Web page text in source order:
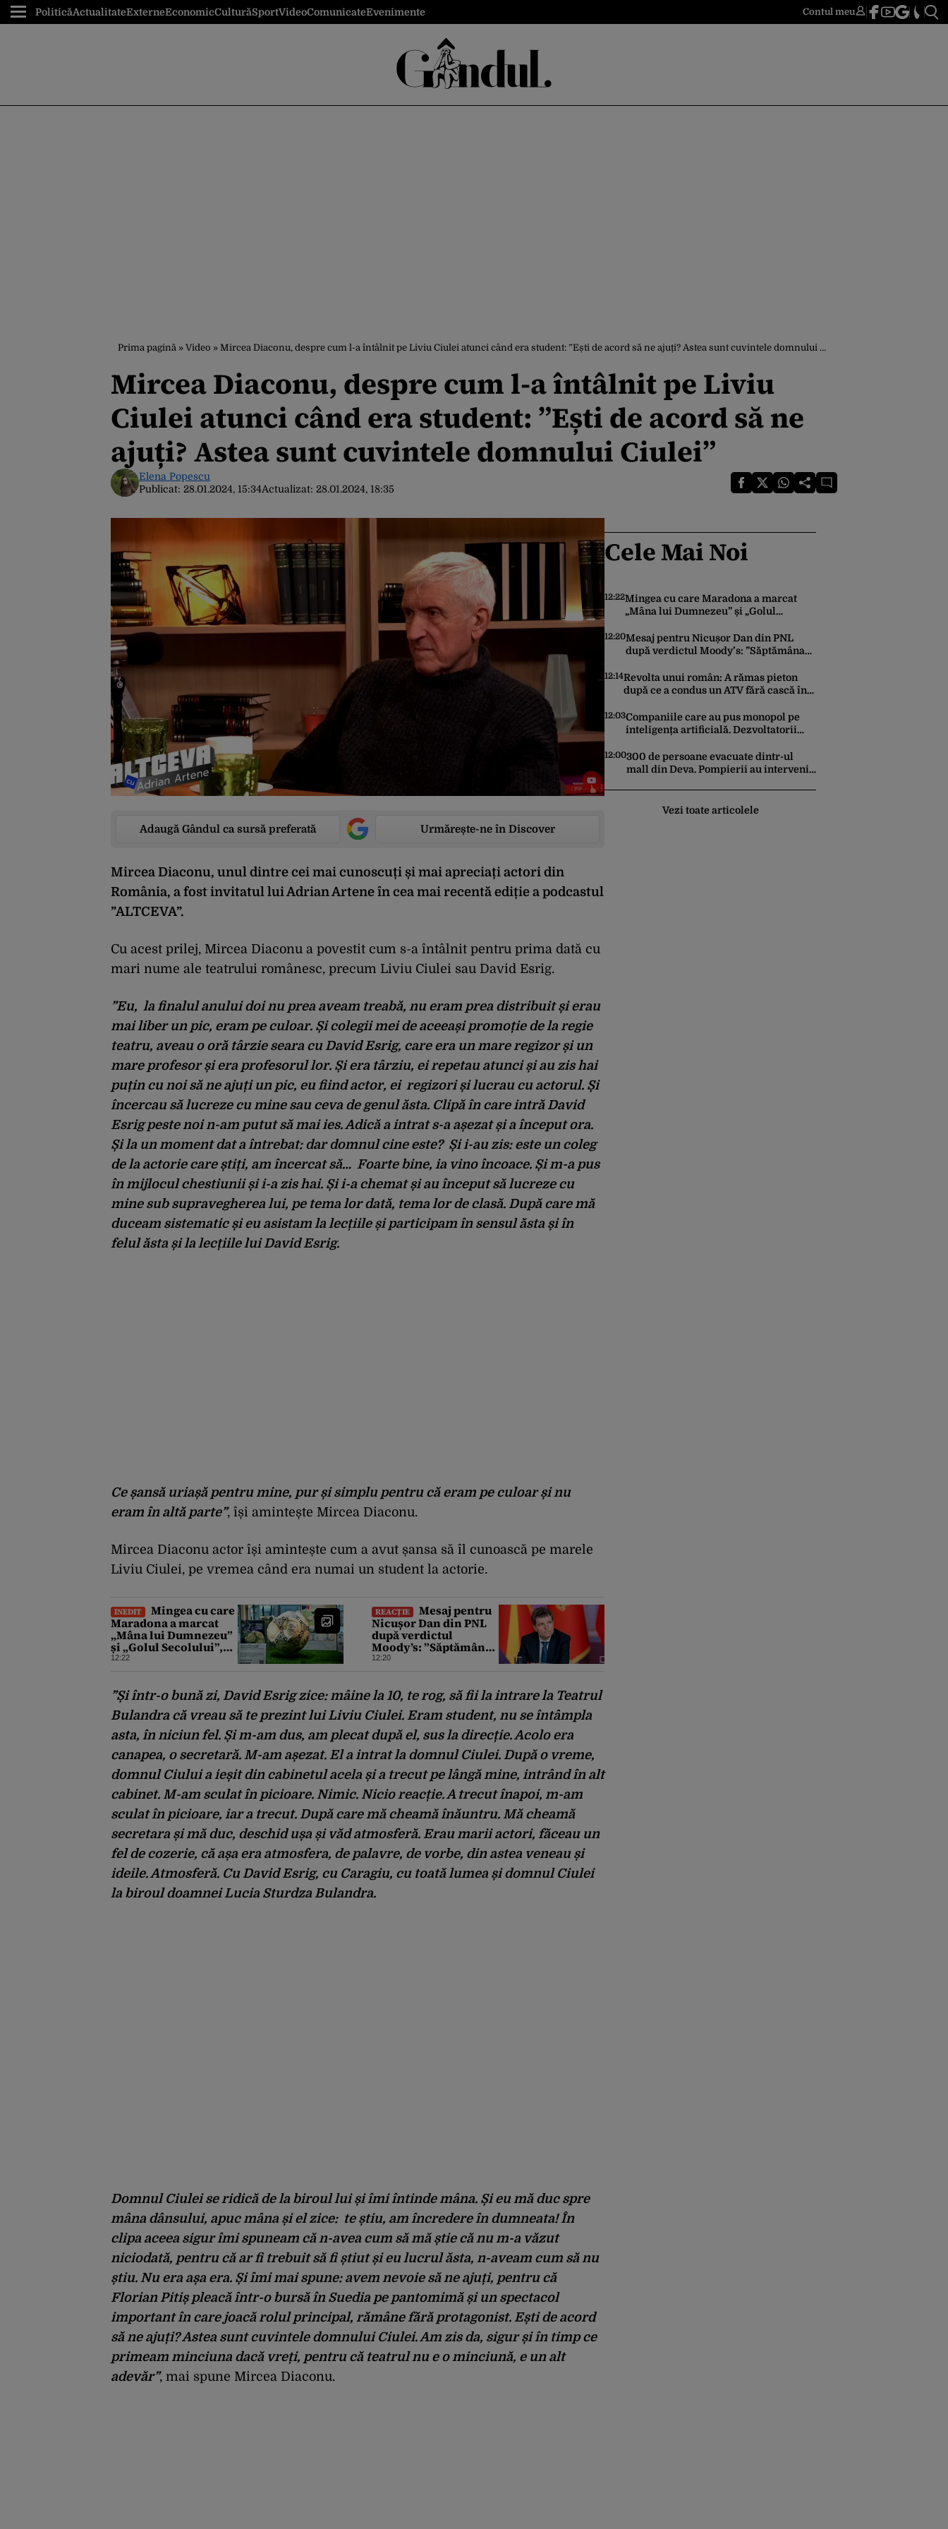
PoliticăActualitateExterneEconomicCulturăSportVideoComunicateEvenimente Contul meu
Prima pagină » Video » Mircea Diaconu, despre cum l-a întâlnit pe Liviu Ciulei atunci când era student: ”Ești de acord să ne ajuți? Astea sunt cuvintele domnului Ciulei”
Mircea Diaconu, despre cum l-a întâlnit pe Liviu
Ciulei atunci când era student: ”Ești de acord să ne
ajuți? Astea sunt cuvintele domnului Ciulei”
Elena Popescu
Publicat: 28.01.2024, 15:34Actualizat: 28.01.2024, 18:35
Adaugă Gândul ca sursă preferată Urmărește-ne în Discover
Mircea Diaconu, unul dintre cei mai cunoscuți și mai apreciați actori din
România, a fost invitatul lui Adrian Artene în cea mai recentă ediție a podcastul
”ALTCEVA”.
Cu acest prilej, Mircea Diaconu a povestit cum s-a întâlnit pentru prima dată cu
mari nume ale teatrului românesc, precum Liviu Ciulei sau David Esrig.
”Eu, la finalul anului doi nu prea aveam treabă, nu eram prea distribuit și erau
mai liber un pic, eram pe culoar. Și colegii mei de aceeași promoție de la regie
teatru, aveau o oră târzie seara cu David Esrig, care era un mare regizor și un
mare profesor și era profesorul lor. Și era târziu, ei repetau atunci și au zis hai
puțin cu noi să ne ajuți un pic, eu fiind actor, ei regizori și lucrau cu actorul. Și
încercau să lucreze cu mine sau ceva de genul ăsta. Clipă în care intră David
Esrig peste noi n-am putut să mai ies. Adică a intrat s-a așezat și a început ora.
Și la un moment dat a întrebat: dar domnul cine este? Și i-au zis: este un coleg
de la actorie care știți, am încercat să… Foarte bine, ia vino încoace. Și m-a pus
în mijlocul chestiunii și i-a zis hai. Și i-a chemat și au început să lucreze cu
mine sub supravegherea lui, pe tema lor dată, tema lor de clasă. După care mă
duceam sistematic și eu asistam la lecțiile și participam în sensul ăsta și în
felul ăsta și la lecțiile lui David Esrig.
Ce șansă uriașă pentru mine, pur și simplu pentru că eram pe culoar și nu
eram în altă parte”, își amintește Mircea Diaconu.
Mircea Diaconu actor își amintește cum a avut șansa să îl cunoască pe marele
Liviu Ciulei, pe vremea când era numai un student la actorie.
INEDIT
Mingea cu care
Maradona a marcat
„Mâna lui Dumnezeu”
și „Golul Secolului”,
scoasă la licitație.
dolari
12:22
REACȚIE
Mesaj pentru
Nicușor Dan din PNL
după verdictul
Moody’s: ”Săptămâna
viitoare să iasă fum
12:20
”Și într-o bună zi, David Esrig zice: mâine la 10, te rog, să fii la intrare la Teatrul
Bulandra că vreau să te prezint lui Liviu Ciulei. Eram student, nu se întâmpla
asta, în niciun fel. Și m-am dus, am plecat după el, sus la direcție. Acolo era
canapea, o secretară. M-am așezat. El a intrat la domnul Ciulei. După o vreme,
domnul Ciului a ieșit din cabinetul acela și a trecut pe lângă mine, intrând în alt
cabinet. M-am sculat în picioare. Nimic. Nicio reacție. A trecut înapoi, m-am
sculat în picioare, iar a trecut. După care mă cheamă înăuntru. Mă cheamă
secretara și mă duc, deschid ușa și văd atmosferă. Erau marii actori, făceau un
fel de cozerie, că așa era atmosfera, de palavre, de vorbe, din astea veneau și
ideile. Atmosferă. Cu David Esrig, cu Caragiu, cu toată lumea și domnul Ciulei
la biroul doamnei Lucia Sturdza Bulandra.
Domnul Ciulei se ridică de la biroul lui și îmi întinde mâna. Și eu mă duc spre
mâna dânsului, apuc mâna și el zice: te știu, am încredere în dumneata! În
clipa aceea sigur îmi spuneam că n-avea cum să mă știe că nu m-a văzut
niciodată, pentru că ar fi trebuit să fi știut și eu lucrul ăsta, n-aveam cum să nu
știu. Nu era așa era. Și îmi mai spune: avem nevoie să ne ajuți, pentru că
Florian Pitiș pleacă într-o bursă în Suedia pe pantomimă și un spectacol
important în care joacă rolul principal, rămâne fără protagonist. Ești de acord
să ne ajuți? Astea sunt cuvintele domnului Ciulei. Am zis da, sigur și în timp ce
primeam minciuna dacă vreți, pentru că teatrul nu e o minciună, e un alt
adevăr”, mai spune Mircea Diaconu.
Cele Mai Noi
12:22Mingea cu care Maradona a marcat
„Mâna lui Dumnezeu” și „Golul
putea ajunge la 10 milioane de dolari
12:20Mesaj pentru Nicușor Dan din PNL
după verdictul Moody’s: ”Săptămâna
Cotroceni”
12:14Revolta unui român: A rămas pieton
după ce a condus un ATV fără cască în
euro: „Vi se pare normal?”
12:03Companiile care au pus monopol pe
inteligența artificială. Dezvoltatorii
Amazon sau Microsoft
12:00300 de persoane evacuate dintr-ul
mall din Deva. Pompierii au intervenit
Vezi toate articolele